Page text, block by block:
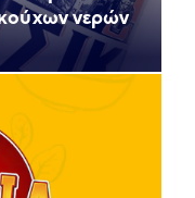
νερών